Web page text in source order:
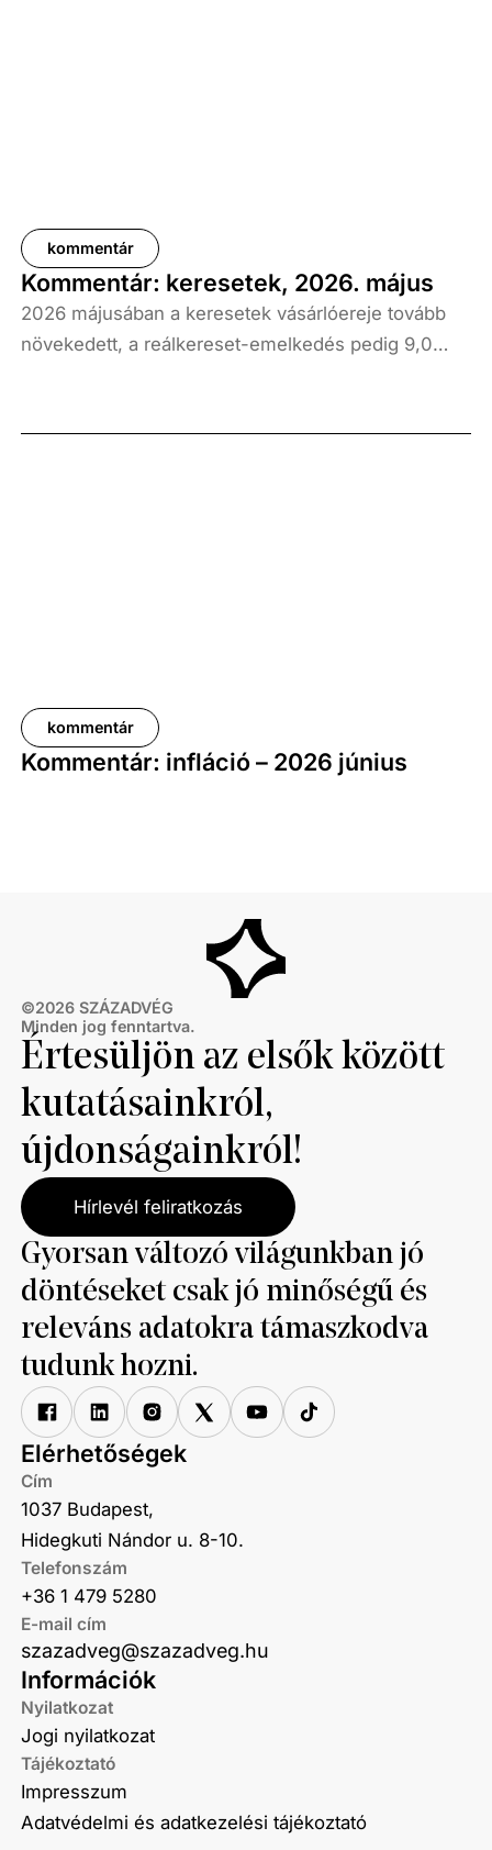
kommentár
Kommentár: keresetek, 2026. május
2026 májusában a keresetek vásárlóereje tovább
növekedett, a reálkereset-emelkedés pedig 9,0
százalékot, a nettóé 11,0 százalékot tett ki, emellett
kommentár
Kommentár: infláció – 2026 június
©2026 SZÁZADVÉG
Minden jog fenntartva.
Értesüljön az elsők között
kutatásainkról,
újdonságainkról!
Hírlevél feliratkozás
Gyorsan változó világunkban jó
döntéseket csak jó minőségű és
releváns adatokra támaszkodva
tudunk hozni.
Információk
Nyilatkozat
Jogi nyilatkozat
Tájékoztató
Impresszum
Adatvédelmi és adatkezelési tájékoztató
Elérhetőségek
Cím
1037 Budapest,
Hidegkuti Nándor u. 8-10.
Telefonszám
+36 1 479 5280
E-mail cím
szazadveg@szazadveg.hu